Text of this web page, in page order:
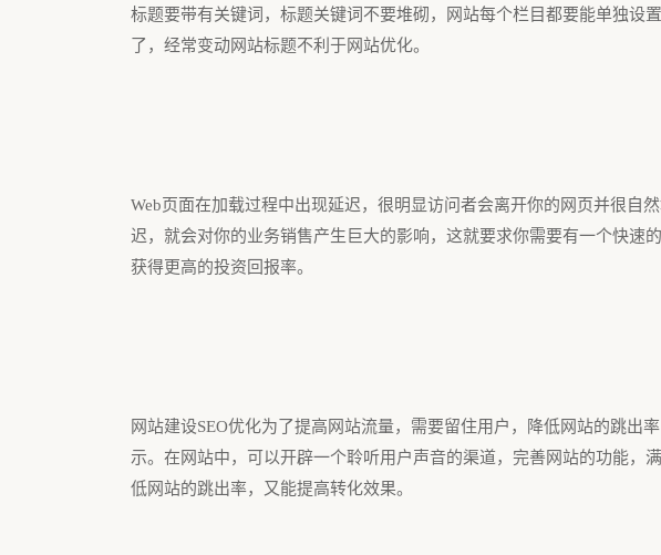
标题要带有关键词，标题关键词不要堆砌，网站每个栏目都要能单独设
了，经常变动网站标题不利于网站优化。
Web页面在加载过程中出现延迟，很明显访问者会离开你的网页并很自
迟，就会对你的业务销售产生巨大的影响，这就要求你需要有一个快速
获得更高的投资回报率。
网站建设SEO优化为了提高网站流量，需要留住用户，降低网站的跳出
示。在网站中，可以开辟一个聆听用户声音的渠道，完善网站的功能，
低网站的跳出率，又能提高转化效果。